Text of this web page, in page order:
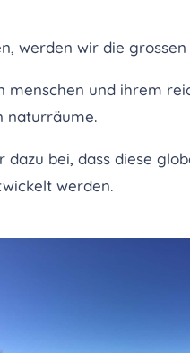
werden wir die
und ihrem
naturräume.
bei, dass diese
werden.